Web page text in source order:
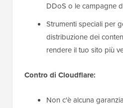
DDoS o le campagne
Strumenti speciali per
distribuzione dei
rendere il tuo sito più
Contro di Cloudflare:
Non c'è alcuna